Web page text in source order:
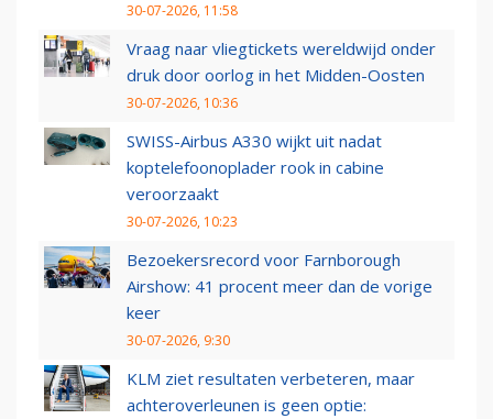
30-07-2026, 11:58
Vraag naar vliegtickets wereldwijd onder
druk door oorlog in het Midden-Oosten
30-07-2026, 10:36
SWISS-Airbus A330 wijkt uit nadat
koptelefoonoplader rook in cabine
veroorzaakt
30-07-2026, 10:23
Bezoekersrecord voor Farnborough
Airshow: 41 procent meer dan de vorige
keer
30-07-2026, 9:30
KLM ziet resultaten verbeteren, maar
achteroverleunen is geen optie: